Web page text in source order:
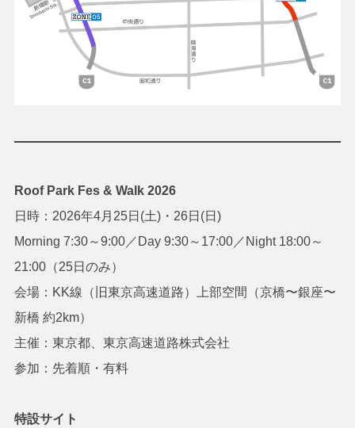
Roof Park Fes & Walk 2026
日時：2026年4月25日(土)・26日(日)
Morning 7:30～9:00／Day 9:30～17:00／Night 18:00～
21:00（25日のみ）
会場：KK線（旧東京高速道路）上部空間（京橋〜銀座〜
新橋 約2km）
主催：東京都、東京高速道路株式会社
参加：先着順・有料
特設サイト